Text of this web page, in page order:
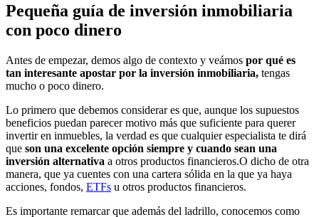
Pequeña guía de inversión inmobiliaria
con poco dinero
Antes de empezar, demos algo de contexto y veámos por qué es
tan interesante apostar por la inversión inmobiliaria, tengas
mucho o poco dinero.
Lo primero que debemos considerar es que, aunque los supuestos
beneficios puedan parecer motivo más que suficiente para querer
invertir en inmuebles, la verdad es que cualquier especialista te dirá
que son una excelente opción siempre y cuando sean una
inversión alternativa a otros productos financieros.O dicho de otra
manera, que ya cuentes con una cartera sólida en la que ya haya
acciones, fondos, ETFs u otros productos financieros.
Es importante remarcar que además del ladrillo, conocemos como